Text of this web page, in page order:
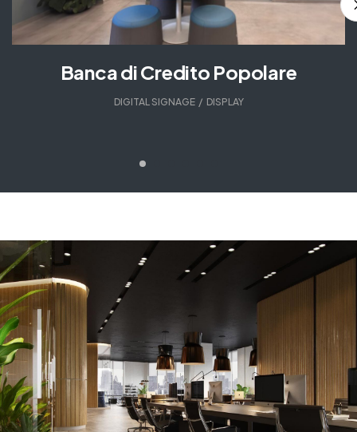
Banca di Credito Popolare
DIGITAL SIGNAGE, DISPLAY